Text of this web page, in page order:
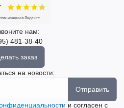
нам:
481-38-40
заказ
на новости:
Отправить
и согласен с